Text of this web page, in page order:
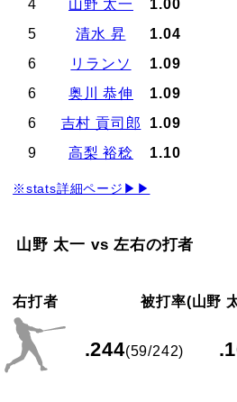
4
山野 太一
1.00
5
清水 昇
1.04
6
リランソ
1.09
6
奥川 恭伸
1.09
6
吉村 貢司郎
1.09
9
高梨 裕稔 1.10
※stats詳細ページ▶▶
山野 太一 vs 左右の打者
右打者 被打率(山野
.244(59/242)